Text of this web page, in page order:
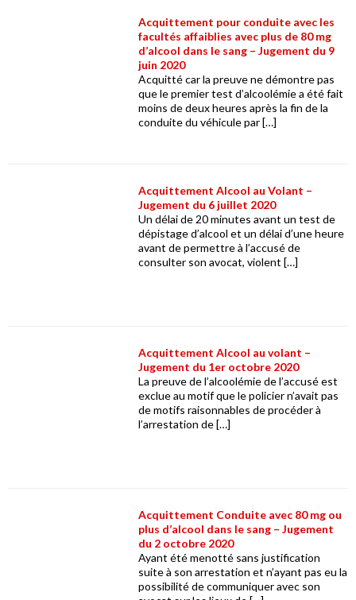
Acquittement pour conduite avec les
facultés affaiblies avec plus de 80 mg
d’alcool dans le sang – Jugement du 9
juin 2020
Acquitté car la preuve ne démontre pas
que le premier test d’alcoolémie a été fait
moins de deux heures après la fin de la
conduite du véhicule par […]
Acquittement Alcool au Volant –
Jugement du 6 juillet 2020
Un délai de 20 minutes avant un test de
dépistage d’alcool et un délai d’une heure
avant de permettre à l’accusé de
consulter son avocat, violent […]
Acquittement Alcool au volant –
Jugement du 1er octobre 2020
La preuve de l’alcoolémie de l’accusé est
exclue au motif que le policier n’avait pas
de motifs raisonnables de procéder à
l’arrestation de […]
Acquittement Conduite avec 80 mg ou
plus d’alcool dans le sang – Jugement
du 2 octobre 2020
Ayant été menotté sans justification
suite à son arrestation et n’ayant pas eu la
possibilité de communiquer avec son